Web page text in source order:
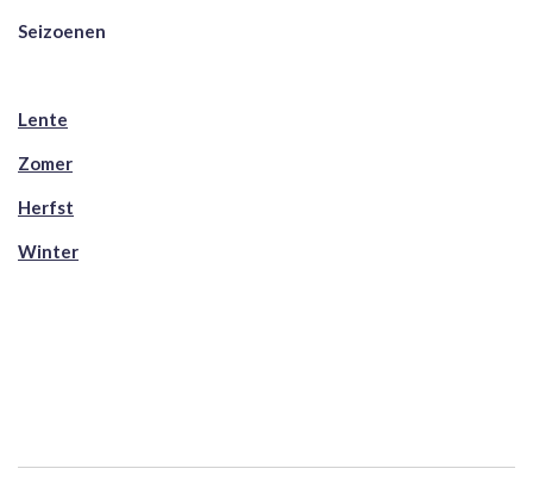
Seizoenen
Lente
Zomer
Herfst
Winter